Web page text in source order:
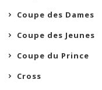
Coupe des Dames
Coupe des Jeunes
Coupe du Prince
Cross